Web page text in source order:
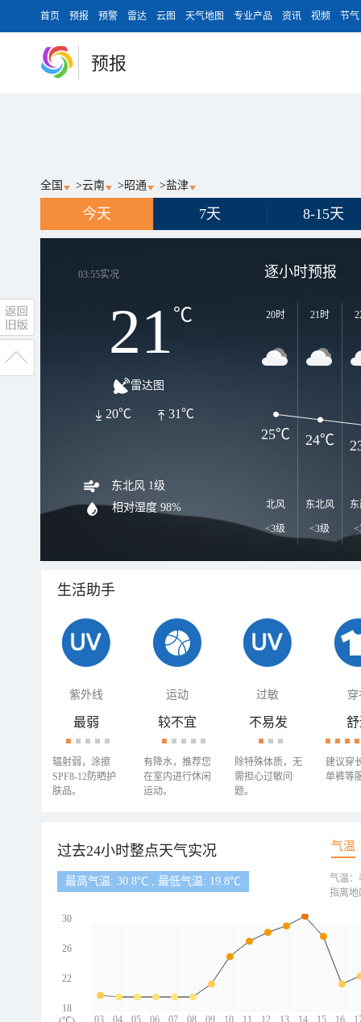
首页 预报 预警 雷达 云图 天气地图 专业产品 资讯 视频 节气
预报
全国 >云南 > 昭通 >盐津
今天 7天 8-15天
03:55实况
21℃
雷达图
31℃
20℃
东北风 1级
相对湿度 98%
逐小时预报
20时
北风
<3级
21时
东北风
<3级
25℃ 24℃
生活助手
紫外线 运动 过敏 穿
最弱
辐射弱，涂擦
SPF8-12防晒护
肤品。
较不宜
有降水，推荐您
在室内进行休闲
运动。
不易发
除特殊体质，无
需担心过敏问
题。
建议穿
单裤等
过去24小时整点天气实况 气温
最高气温: 30.8℃ , 最低气温: 19.8℃
03 04 05 06 07 08 09 10 11 12 13 14 15 16
30
26
22
18
气温：
指离地